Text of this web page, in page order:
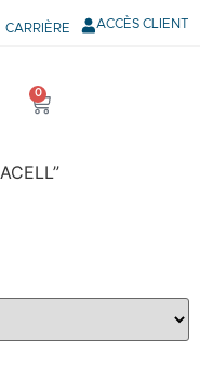
ACCÈS CLIENT
CARRIÈRE
0